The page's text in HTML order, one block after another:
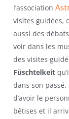
l’association
visites guidées,
aussi des
voir dans les
des visites
Füschtelkeit
dans son
d’avoir le
bêtises et il